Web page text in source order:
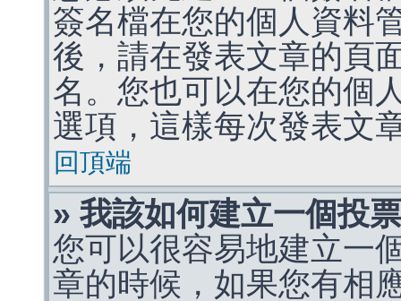
簽名檔在您的個人資料
後，請在發表文章的頁
名。您也可以在您的個
選項，這樣每次發表文
回頂端
» 我該如何建立一個投
您可以很容易地建立一
章的時候，如果您有相